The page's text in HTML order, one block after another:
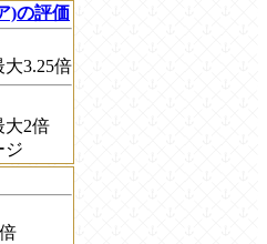
)の評価
3.25倍
大2倍
ジ